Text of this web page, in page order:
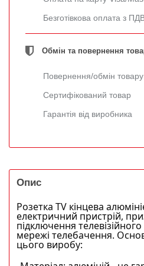
Безготівкова оплата з
Обмін та повернення
Повернення/обмін товару
Сертифікований товар
Гарантія від виробника
Опис
Розетка TV кінцева
електричний пристрій,
підключення
мережі телебачення.
цього виробу: